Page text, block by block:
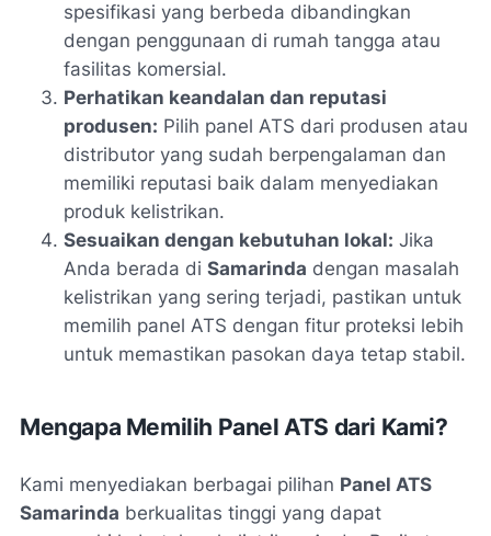
spesifikasi yang berbeda dibandingkan
dengan penggunaan di rumah tangga atau
fasilitas komersial.
Perhatikan keandalan dan reputasi
produsen: Pilih panel ATS dari produsen atau
distributor yang sudah berpengalaman dan
memiliki reputasi baik dalam menyediakan
produk kelistrikan.
Sesuaikan dengan kebutuhan lokal: Jika
Anda berada di Samarinda dengan masalah
kelistrikan yang sering terjadi, pastikan untuk
memilih panel ATS dengan fitur proteksi lebih
untuk memastikan pasokan daya tetap stabil.
Mengapa Memilih Panel ATS dari Kami?
Kami menyediakan berbagai pilihan Panel ATS
Samarinda berkualitas tinggi yang dapat